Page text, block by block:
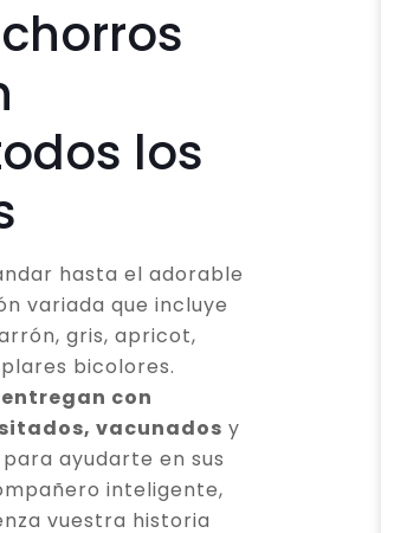
los
hasta el adorable
variada que incluye
gris, apricot,
bicolores.
con
vacunados y
ayudarte en sus
inteligente,
vuestra historia